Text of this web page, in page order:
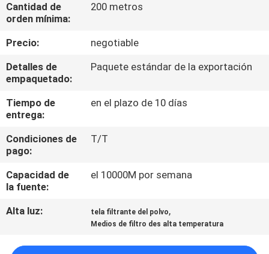
CONTROL
CALIDAD
ÉNTRENOS
EN
CONTACTO
CON
PIDA
UNA
Cantidad de
orden mínima:
200 metros
Precio:
negotiable
Detalles de
empaquetado:
Paquete estándar de la exportación
Tiempo de
entrega:
en el plazo de 10 días
Condiciones de
pago:
T/T
Capacidad de
la fuente:
el 10000M por semana
Alta luz: tela filtrante del polvo,
Medios de filtro des alta temperatura